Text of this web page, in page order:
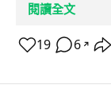
閱讀全文
19 6 ↗